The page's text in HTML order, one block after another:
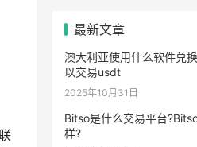
最新文章
澳大利亚使用什么软件兑
以交易usdt
2025年10月31日
Bitso是什么交易平台
样?